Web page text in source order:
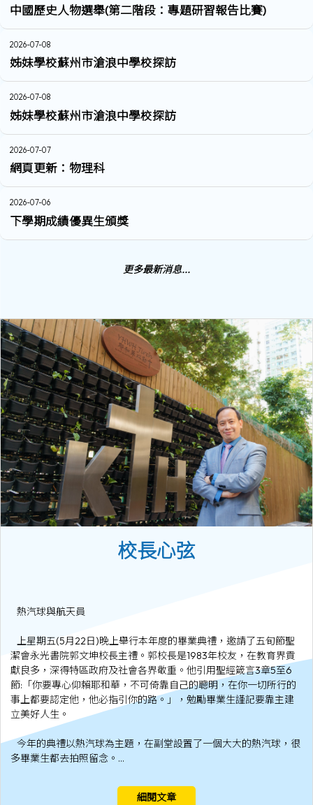
中國歷史人物選舉(第二階段：專題研習報告比賽)
2026-07-08
姊妹學校蘇州市滄浪中學校探訪
2026-07-08
姊妹學校蘇州市滄浪中學校探訪
2026-07-07
網頁更新：物理科
2026-07-06
下學期成績優異生頒獎
更多最新消息...
校長心弦
熱汽球與航天員
上星期五(5月22日)晚上舉行本年度的畢業典禮，邀請了五旬節聖
潔會永光書院郭文坤校長主禮。郭校長是1983年校友，在教育界貢
獻良多，深得特區政府及社會各界敬重。他引用聖經箴言3章5至6
節:「你要專心仰賴耶和華，不可倚靠自己的聰明，在你一切所行的
事上都要認定他，他必指引你的路。」，勉勵畢業生謹記要靠主建
立美好人生。
今年的典禮以熱汽球為主題，在副堂設置了一個大大的熱汽球，很
多畢業生都去拍照留念。...
細閱文章